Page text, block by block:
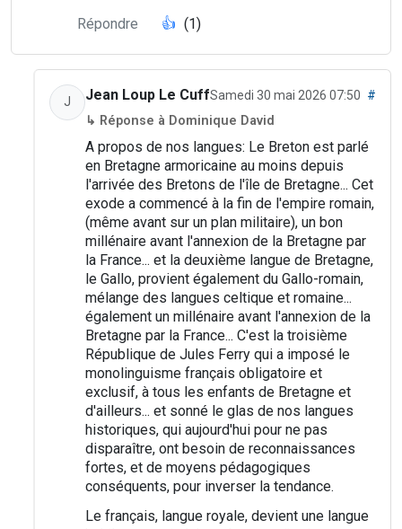
Répondre 👍 (1)
J Jean Loup Le CuffSamedi 30 mai 2026 07:50 #
↳ Réponse à Dominique David
A propos de nos langues: Le Breton est parlé
en Bretagne armoricaine au moins depuis
l'arrivée des Bretons de l'île de Bretagne... Cet
exode a commencé à la fin de l'empire romain,
(même avant sur un plan militaire), un bon
millénaire avant l'annexion de la Bretagne par
la France... et la deuxième langue de Bretagne,
le Gallo, provient également du Gallo-romain,
mélange des langues celtique et romaine...
également un millénaire avant l'annexion de la
Bretagne par la France... C'est la troisième
République de Jules Ferry qui a imposé le
monolinguisme français obligatoire et
exclusif, à tous les enfants de Bretagne et
d'ailleurs... et sonné le glas de nos langues
historiques, qui aujourd'hui pour ne pas
disparaître, ont besoin de reconnaissances
fortes, et de moyens pédagogiques
conséquents, pour inverser la tendance.
Le français, langue royale, devient une langue